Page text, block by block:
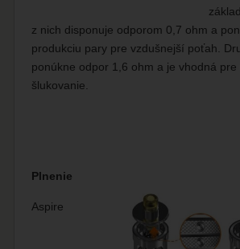
z nich disponuje odporom 0,7 ohm a
produkciu pary pre vzdušnejší poťah.
ponúkne odpor 1,6 ohm a je vhodná pre
šlukovanie.
Plnenie
Aspire